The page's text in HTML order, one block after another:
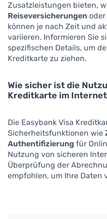
Zusatzleistungen bieten,
Reiseversicherungen oder
können je nach Zeit und
variieren. Informieren Sie
spezifischen Details, um
Kreditkarte zu ziehen.
Wie sicher ist die
Kreditkarte im
Die Easybank Visa
Sicherheitsfunktionen wie
Authentifizierung für
Nutzung von sicheren
Überprüfung der
empfohlen, um Ihre Daten